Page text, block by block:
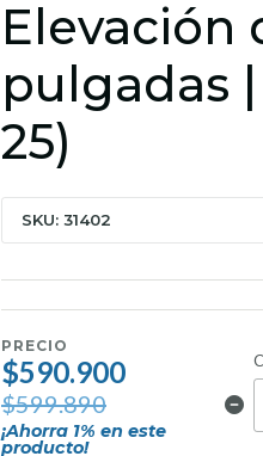
Elevación
pulgadas |
25)
SKU: 31402
PRECIO
$590.900
$599.890
¡Ahorra 1% en este
producto!